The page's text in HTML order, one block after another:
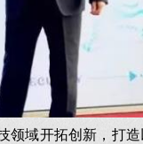
领域开拓创新，打